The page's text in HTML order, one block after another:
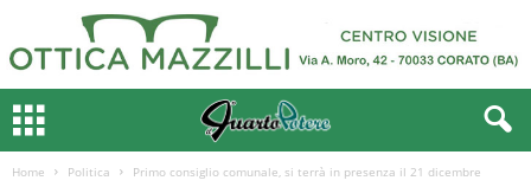
Home Politica Primo consiglio comunale, si terrà in presenza il 21 dicembre